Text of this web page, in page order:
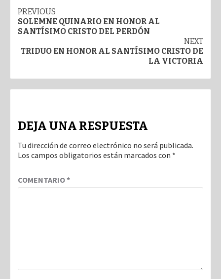
Post
navigation
PREVIOUS
SOLEMNE QUINARIO EN HONOR AL
SANTÍSIMO CRISTO DEL PERDÓN
NEXT
TRIDUO EN HONOR AL SANTÍSIMO CRISTO DE
LA VICTORIA
DEJA UNA RESPUESTA
Tu dirección de correo electrónico no será publicada.
Los campos obligatorios están marcados con *
COMENTARIO*